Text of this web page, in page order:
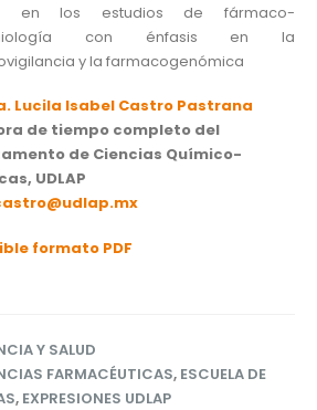
en los estudios de fármaco-
con énfasis en la
y la farmacogenómica
Lucila Isabel Castro Pastrana
de tiempo completo del
de Ciencias Químico-
UDLAP
formato PDF
Y SALUD
FARMACÉUTICAS, ESCUELA DE
, EXPRESIONES UDLAP